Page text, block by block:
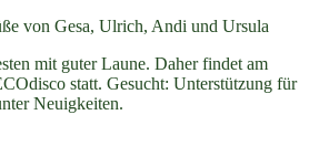
von Gesa, Ulrich, Andi und Ursula
mit guter Laune. Daher findet am
statt. Gesucht: Unterstützung für
Neuigkeiten.